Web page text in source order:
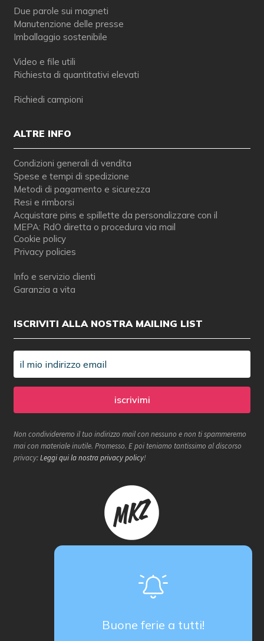
Buone ferie a tutti!
Due parole sui magneti
Manutenzione delle presse
Imballaggio sostenibile
Video e file utili
Richiesta di quantitativi elevati
Richiedi campioni
ALTRE INFO
Condizioni generali di vendita
Spese e tempi di spedizione
Metodi di pagamento e sicurezza
Resi e rimborsi
Acquistare pins e spillette da personalizzare con il
MEPA: RdO diretta o procedura via mail
Cookie policy
Privacy policies
Info e servizio clienti
Garanzia a vita
ISCRIVITI ALLA NOSTRA MAILING LIST
Non condivideremo il tuo indirizzo mail con nessuno e non ti spammeremo
mai con materiale inutile. Promesso. E poi teniamo tantissimo al discorso
privacy:Leggi qui la nostra privacy policy!
proActiva / redcell
Sede operativa